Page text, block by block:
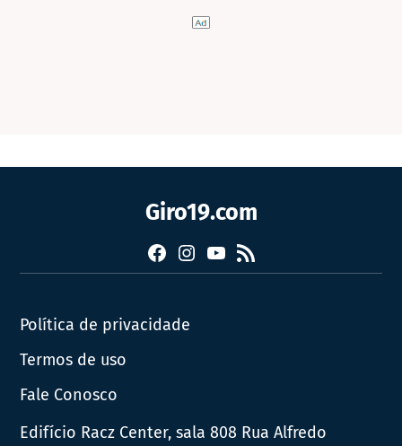
Giro19.com
FacebookInstagram
YouTube
RSS
Política de privacidade
Termos de uso
Fale Conosco
Edifício Racz Center, sala 808 Rua Alfredo